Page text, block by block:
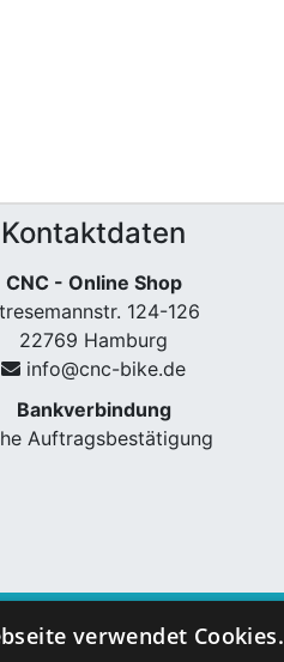
Kontaktdaten
CNC - Online Shop
124-126
22769 Hamburg
info@cnc-bike.de
Bankverbindung
Auftragsbestätigung
verwendet Cookies.